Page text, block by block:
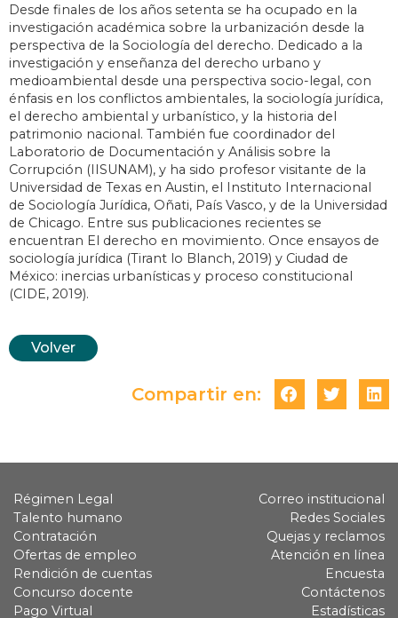
Desde finales de los años setenta se ha ocupado en la
investigación académica sobre la urbanización desde la
perspectiva de la Sociología del derecho. Dedicado a la
investigación y enseñanza del derecho urbano y
medioambiental desde una perspectiva socio-legal, con
énfasis en los conflictos ambientales, la sociología jurídica,
el derecho ambiental y urbanístico, y la historia del
patrimonio nacional. También fue coordinador del
Laboratorio de Documentación y Análisis sobre la
Corrupción (IISUNAM), y ha sido profesor visitante de la
Universidad de Texas en Austin, el Instituto Internacional
de Sociología Jurídica, Oñati, País Vasco, y de la Universidad
de Chicago. Entre sus publicaciones recientes se
encuentran El derecho en movimiento. Once ensayos de
sociología jurídica (Tirant lo Blanch, 2019) y Ciudad de
México: inercias urbanísticas y proceso constitucional
(CIDE, 2019).
Volver
Compartir en:
Régimen Legal
Talento humano
Contratación
Ofertas de empleo
Rendición de cuentas
Concurso docente
Pago Virtual
Correo institucional
Redes Sociales
Quejas y reclamos
Atención en línea
Encuesta
Contáctenos
Estadísticas